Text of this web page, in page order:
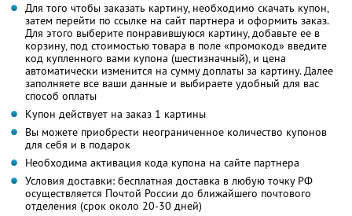
Для того чтобы заказать картину, необходимо скачать купон,
затем перейти по ссылке на сайт партнера и оформить заказ.
Для этого выберите понравившуюся картину, добавьте ее в
корзину, под стоимостью товара в поле «промокод» введите
код купленного вами купона (шестизначный), и цена
автоматически изменится на сумму доплаты за картину. Далее
заполняете все ваши данные и выбираете удобный для вас
способ оплаты
Купон действует на заказ 1 картины
Вы можете приобрести неограниченное количество купонов
для себя и в подарок
Необходима активация кода купона на сайте партнера
Условия доставки: бесплатная доставка в любую точку РФ
осуществляется Почтой России до ближайшего почтового
отделения (срок около 20-30 дней)